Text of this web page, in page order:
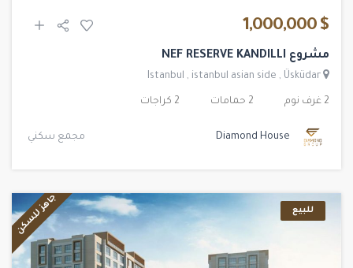
$ 1,000,000
مشروع NEF RESERVE KANDILLI
Istanbul , istanbul asian side , Üsküdar
2 غرف نوم 2 حمامات 2 كراجات
Diamond House مجمع سكني
للبيع جاهز للسكن